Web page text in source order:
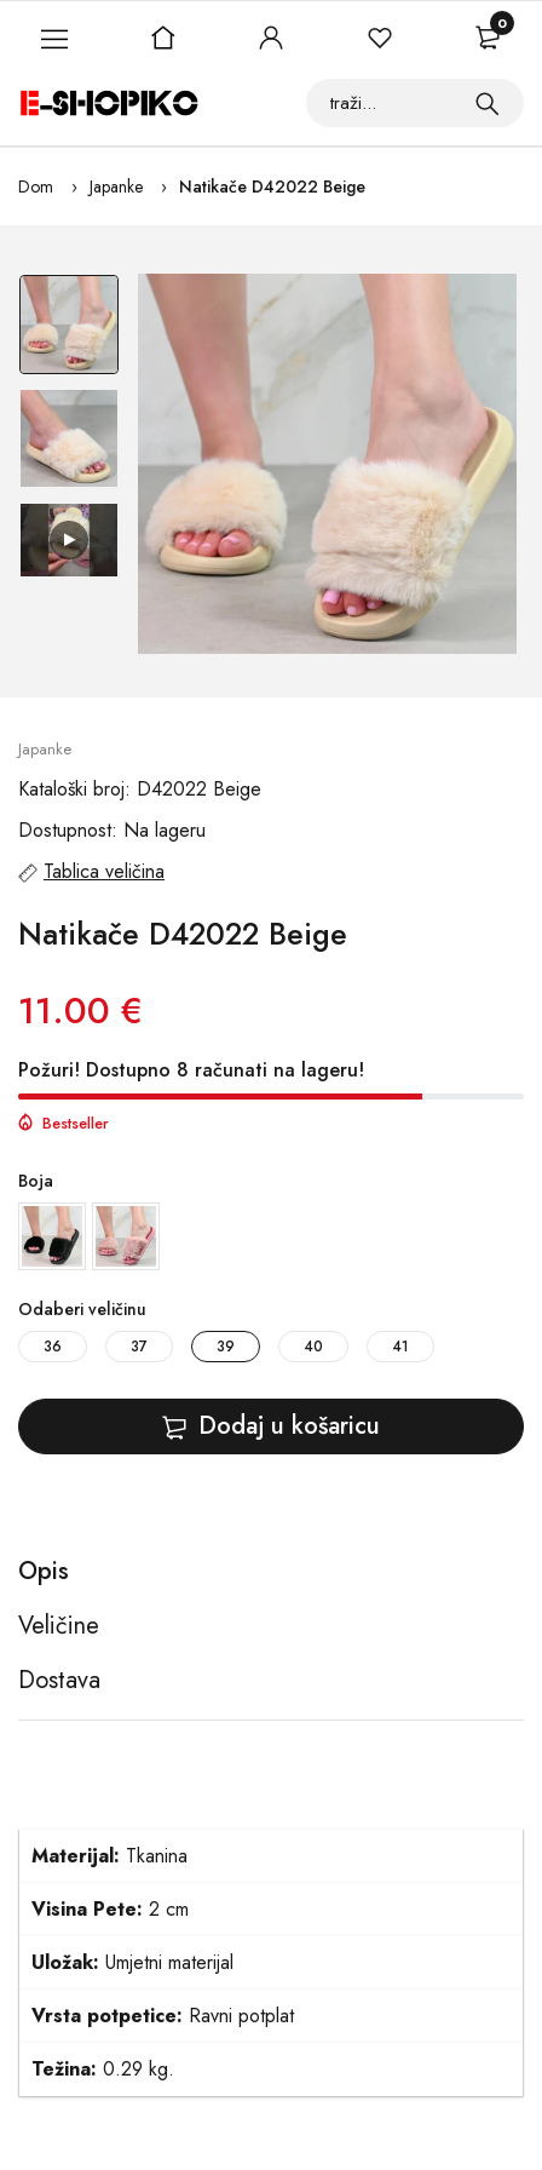
Dom Japanke Natikače D42022 Beige
Japanke
Kataloški broj: D42022 Beige
Dostupnost: Na lageru
Tablica veličina
Natikače D42022 Beige
11.00 €
Požuri! Dostupno 8 računati na lageru!
Bestseller
Boja
Odaberi veličinu
36 37 39 40 41
Dodaj u košaricu
Opis
Veličine
Dostava
Materijal: Tkanina
Visina Pete: 2 cm
Uložak: Umjetni materijal
Vrsta potpetice: Ravni potplat
Težina: 0.29 kg.
0